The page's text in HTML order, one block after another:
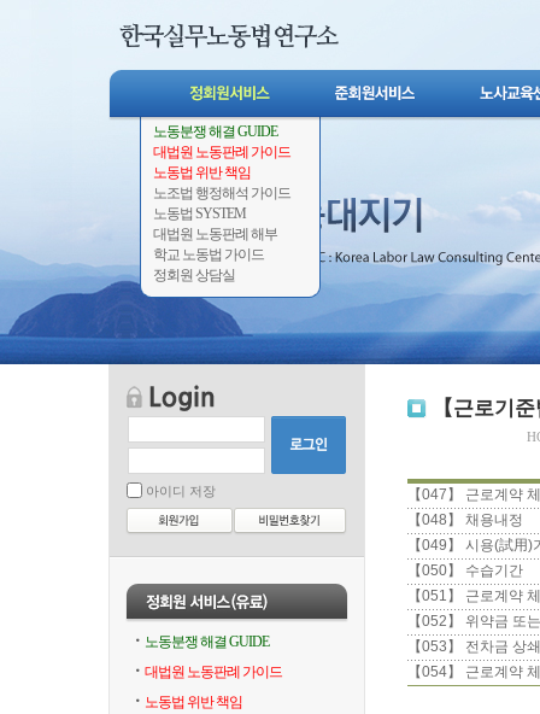
노동분쟁 해결 GUIDE
대법원 노동판례 가이드
노동법 위반 책임
노조법 행정해석 가이드
노동법 SYSTEM
대법원 노동판례 해부
학교 노동법 가이드
정회원 상담실
아이디 저장
노동분쟁 해결 GUIDE
대법원 노동판례 가이드
노동법 위반 책임
【근로기
【047】 근로계약
【048】 채용내정
【049】 시용(試用)
【050】 수습기간
【051】 근로계약
【052】 위약금 또
【053】 전차금 상
【054】 근로계약